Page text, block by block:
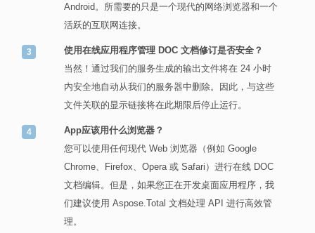
Android。所需要的只是一个现代的网络浏览器和一个
活跃的互联网连接。
使用在线应用程序管理 DOC 文档修订是否安全？
当然！通过我们的服务生成的输出文件将在 24 小时
内安全地自动从我们的服务器中删除。因此，与这些
文件关联的显示链接将在此期限后停止运行。
App应该用什么浏览器？
您可以使用任何现代 Web 浏览器（例如 Google
Chrome、Firefox、Opera 或 Safari）进行在线 DOC
文档编辑。但是，如果您正在开发桌面应用程序，我
们建议使用 Aspose.Total 文档处理 API 进行高效管
理。